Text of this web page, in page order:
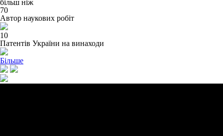
більш ніж
70
Автор наукових робіт
10
Патентів України на винаходи
Більше